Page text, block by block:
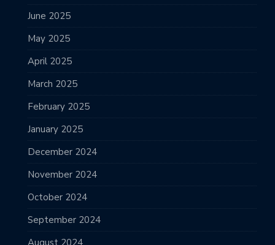
June 2025
May 2025
April 2025
March 2025
February 2025
January 2025
December 2024
November 2024
October 2024
September 2024
August 2024